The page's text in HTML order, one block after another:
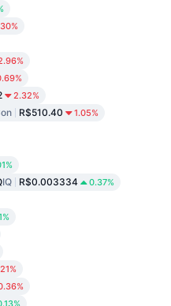
2.32%
R$510.40 1.05%
IQ R$0.003334 0.37%